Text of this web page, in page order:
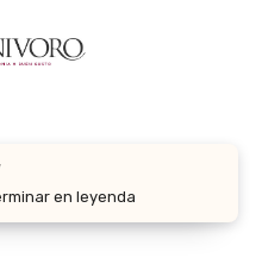
en leyenda